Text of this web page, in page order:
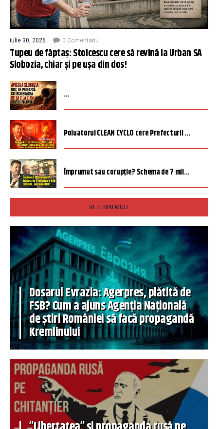
iulie 30, 2026 0 Comentariu
Tupeu de făptaș: Stoicescu cere să revină la Urban SA
Slobozia, chiar și pe ușa din dos!
...
Poluatorul CLEAN CYCLO cere Prefecturii ...
Împrumut sau corupție? Schema de 7 mil...
VEZI MAI MULT
Dosarul Evrazia: Agerpres, plătită de
FSB? Cum a ajuns Agenția Națională
de știri României să facă propagandă
Kremlinului